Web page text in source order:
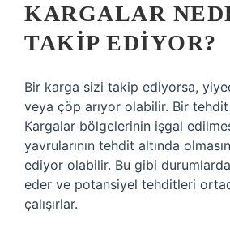
KARGALAR
TAKIP EDIYOR?
Bir karga sizi takip ediyorsa,
veya çöp arıyor olabilir. Bir
Kargalar bölgelerinin işgal
yavrularının tehdit altında
ediyor olabilir. Bu gibi
eder ve potansiyel tehditleri
çalışırlar.